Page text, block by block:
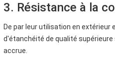
3. Résistance à la
De par leur utilisation en extérieur
d'étanchéité de qualité
accrue.